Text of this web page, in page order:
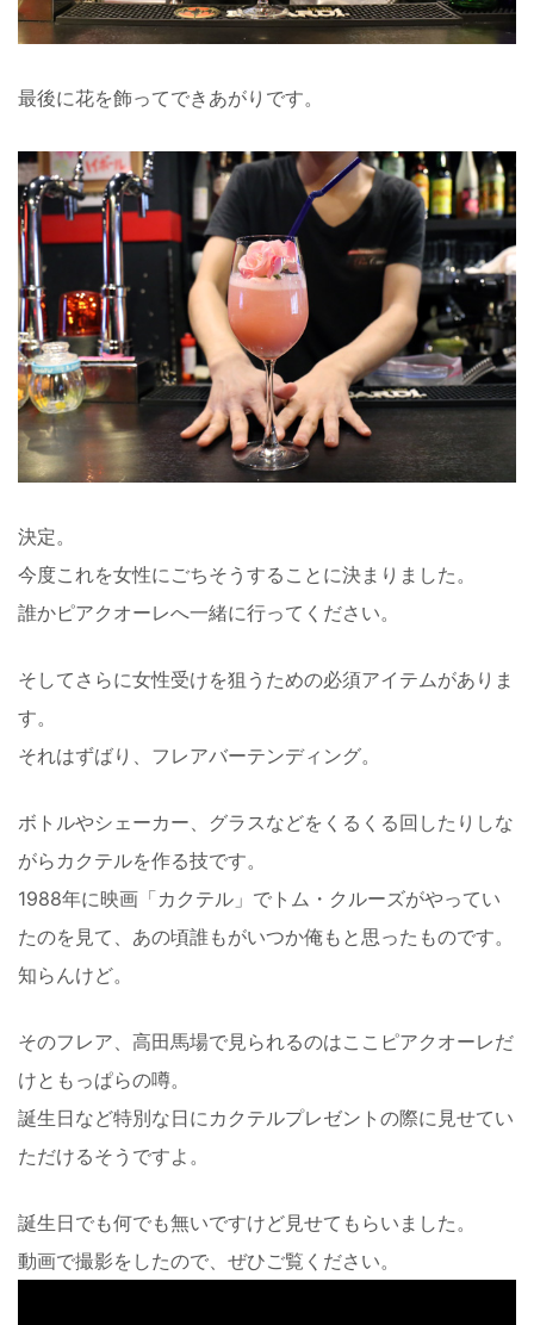
最後に花を飾ってできあがりです。
決定。
今度これを女性にごちそうすることに決まりました。
誰かピアクオーレへ一緒に行ってください。
そしてさらに女性受けを狙うための必須アイテムがありま
す。
それはずばり、フレアバーテンディング。
ボトルやシェーカー、グラスなどをくるくる回したりしな
がらカクテルを作る技です。
1988年に映画「カクテル」でトム・クルーズがやってい
たのを見て、あの頃誰もがいつか俺もと思ったものです。
知らんけど。
そのフレア、高田馬場で見られるのはここピアクオーレだ
けともっぱらの噂。
誕生日など特別な日にカクテルプレゼントの際に見せてい
ただけるそうですよ。
誕生日でも何でも無いですけど見せてもらいました。
動画で撮影をしたので、ぜひご覧ください。